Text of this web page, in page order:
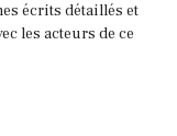
écrits détaillés et
les acteurs de ce